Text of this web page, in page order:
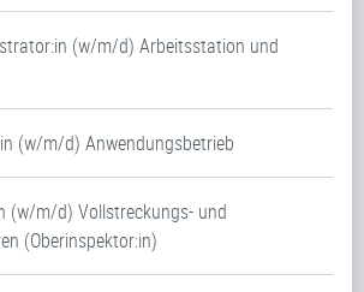
(w/m/d) Arbeitsstation und
(w/m/d) Anwendungsbetrieb
(w/m/d) Vollstreckungs- und
(Oberinspektor:in)